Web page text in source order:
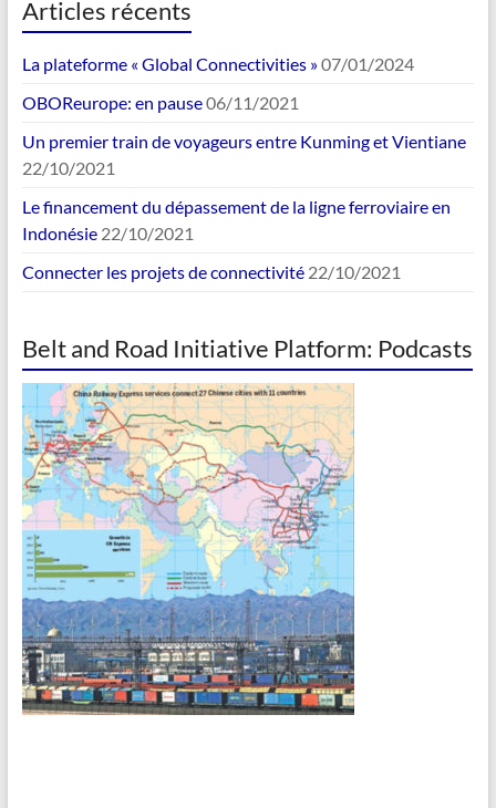
Articles récents
La plateforme « Global Connectivities »07/01/2024
OBOReurope: en pause06/11/2021
Un premier train de voyageurs entre Kunming et Vientiane
22/10/2021
Le financement du dépassement de la ligne ferroviaire en
Indonésie 22/10/2021
Connecter les projets de connectivité 22/10/2021
Belt and Road Initiative Platform: Podcasts